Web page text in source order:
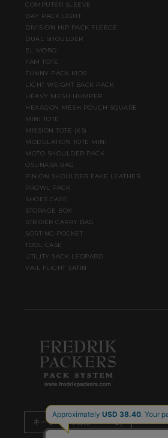
COMPUTER SLEEVE
DAY PACK LIGHT
DIVISION HIP PACK FLEECE
DUAL SHOULDER
EL MORO
FAM TOTE
FUNNY PACK KIDS
LIGHT WEIGHT BACK PACK
HEAVY MESH HUMPER
HEXAGON MESH POUCH SQUARE
MINI TOTE
MISSION TOTE (XS)
MODULATION TOTE MINI
MOTO SHOULDER PACK
OSUNABA BAG
PINION SHOULDER FAKE LEATHER
PROWL PACK
SHOES CASE
STORAGE BOX
STRIDER CARRY BAG
SORTING POCKET
TOOL CASE
UTILITY SACK LEOPARD
VAIL FLIGHT SATIN